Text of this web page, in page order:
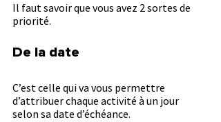
Il faut savoir que vous avez 2 sortes de
priorité.
De la date
C’est celle qui va vous permettre
d’attribuer chaque activité à un jour
selon sa date d’échéance.